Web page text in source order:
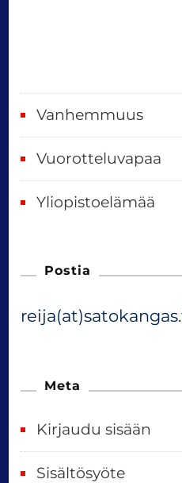
Vanhemmuus
Vuorotteluvapaa
Yliopistoelämää
Postia
Meta
Kirjaudu sisään
Sisältösyöte